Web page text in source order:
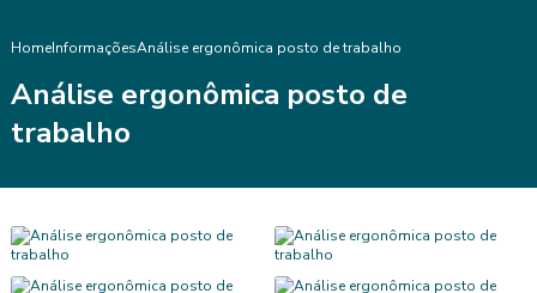
HomeInformaçõesAnálise ergonômica posto de trabalho
Análise ergonômica posto de
trabalho